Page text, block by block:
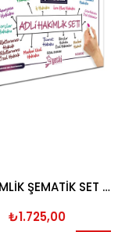
ADLİ HAKİMLİK ŞEMATİK SET 2026
₺1.725,00